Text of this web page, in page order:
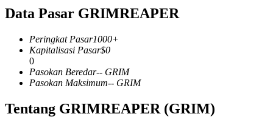
TradFi
Derivatif saham, forex, logam mulia, dan komoditas
Data Pasar GRIMREAPER
Peringkat Pasar1000+
Kapitalisasi Pasar$0
0
Pasokan Beredar-- GRIM
Pasokan Maksimum-- GRIM
Tentang GRIMREAPER (GRIM)